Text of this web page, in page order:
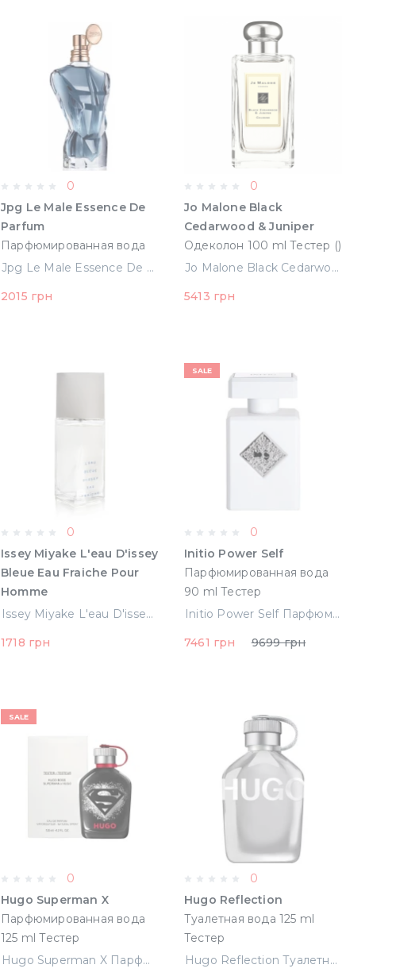
0
Jpg Le Male Essence De
Parfum
Парфюмированная вода
125 ml Тестер
Jpg Le Male Essence De Parfum Парфюмированная вода 125 ml Тестер (8435415000680)
2015 грн
0
Jo Malone Black
Cedarwood & Juniper
Одеколон 100 ml Тестер ()
Jo Malone Black Cedarwood & Juniper Одеколон 100 ml Тестер ()
5413 грн
0
Issey Miyake L'eau D'issey
Bleue Eau Fraiche Pour
Homme
Туалетная вода 75 ml
Issey Miyake L'eau D'issey Bleue Eau Fraiche Pour Homme Туалетная вода 75 ml тестер (3423476485886)
1718 грн
SALE
0
Initio Power Self
Парфюмированная вода
90 ml Тестер
Initio Power Self Парфюмированная вода 90 ml Тестер
7461 грн
9699 грн
SALE
0
Hugo Superman X
Парфюмированная вода
125 ml Тестер
Hugo Superman X Парфюмированная вода 125 ml Тестер
0
Hugo Reflection
Туалетная вода 125 ml
Тестер
Hugo Reflection Туалетная вода 125 ml Тестер